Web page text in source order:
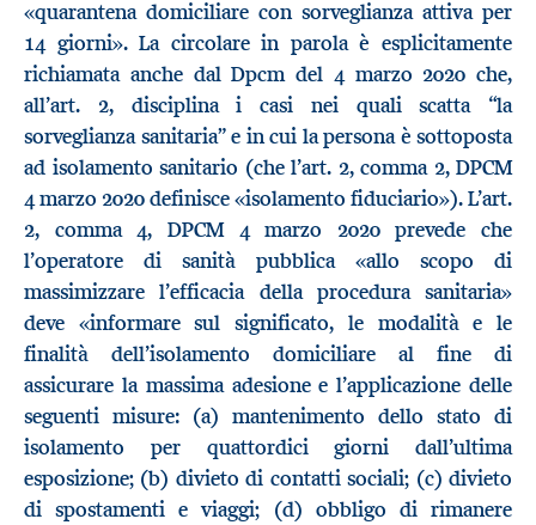
«quarantena domiciliare con sorveglianza attiva per
14 giorni». La circolare in parola è esplicitamente
richiamata anche dal Dpcm del 4 marzo 2020 che,
all’art. 2, disciplina i casi nei quali scatta “la
sorveglianza sanitaria” e in cui la persona è sottoposta
ad isolamento sanitario (che l’art. 2, comma 2, DPCM
4 marzo 2020 definisce «isolamento fiduciario»). L’art.
2, comma 4, DPCM 4 marzo 2020 prevede che
l’operatore di sanità pubblica «allo scopo di
massimizzare l’efficacia della procedura sanitaria»
deve «informare sul significato, le modalità e le
finalità dell’isolamento domiciliare al fine di
assicurare la massima adesione e l’applicazione delle
seguenti misure: (a) mantenimento dello stato di
isolamento per quattordici giorni dall’ultima
esposizione; (b) divieto di contatti sociali; (c) divieto
di spostamenti e viaggi; (d) obbligo di rimanere